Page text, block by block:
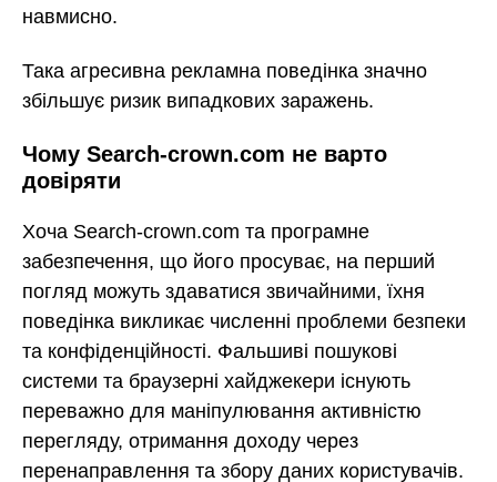
навмисно.
Така агресивна рекламна поведінка значно
збільшує ризик випадкових заражень.
Чому Search-crown.com не варто
довіряти
Хоча Search-crown.com та програмне
забезпечення, що його просуває, на перший
погляд можуть здаватися звичайними, їхня
поведінка викликає численні проблеми безпеки
та конфіденційності. Фальшиві пошукові
системи та браузерні хайджекери існують
переважно для маніпулювання активністю
перегляду, отримання доходу через
перенаправлення та збору даних користувачів.